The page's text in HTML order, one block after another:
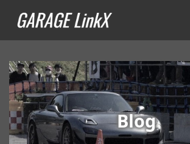
Blog